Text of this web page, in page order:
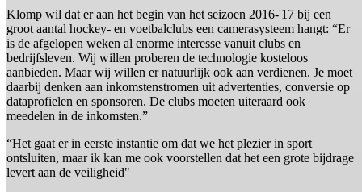
Klomp wil dat er aan het begin van het seizoen 2016-'17 bij een
groot aantal hockey- en voetbalclubs een camerasysteem hangt: “Er
is de afgelopen weken al enorme interesse vanuit clubs en
bedrijfsleven. Wij willen proberen de technologie kosteloos
aanbieden. Maar wij willen er natuurlijk ook aan verdienen. Je moet
daarbij denken aan inkomstenstromen uit advertenties, conversie op
dataprofielen en sponsoren. De clubs moeten uiteraard ook
meedelen in de inkomsten.”
“Het gaat er in eerste instantie om dat we het plezier in sport
ontsluiten, maar ik kan me ook voorstellen dat het een grote bijdrage
levert aan de veiligheid"